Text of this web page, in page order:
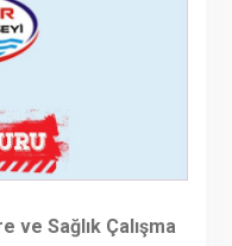
Sağlık Çalışma